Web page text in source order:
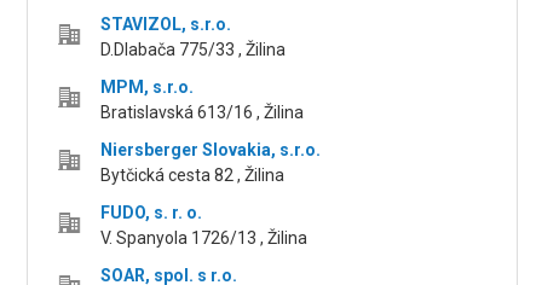
STAVIZOL, s.r.o.
D.Dlabača 775/33 , Žilina
MPM, s.r.o.
Bratislavská 613/16 , Žilina
Niersberger Slovakia, s.r.o.
Bytčická cesta 82 , Žilina
FUDO, s. r. o.
V. Spanyola 1726/13 , Žilina
SOAR, spol. s r.o.